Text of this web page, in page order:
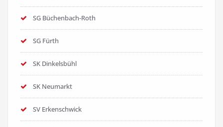
SG Büchenbach-Roth
SG Fürth
SK Dinkelsbühl
SK Neumarkt
SV Erkenschwick